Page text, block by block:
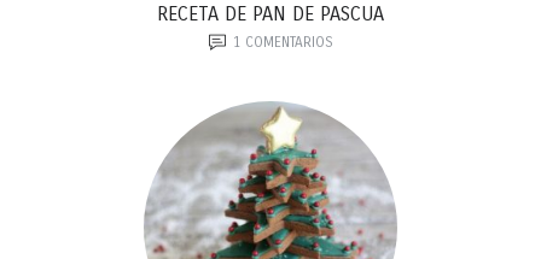
RECETA DE PAN DE PASCUA
1 COMENTARIOS